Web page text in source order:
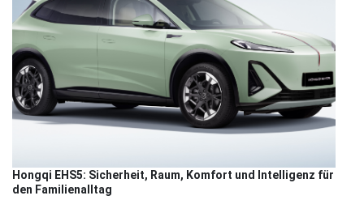
Hongqi EHS5: Sicherheit, Raum, Komfort und Intelligenz für
den Familienalltag